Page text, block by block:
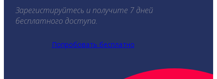
Зарегистируйтесь и получите 7 дней
бесплатного доступа.
Попробовать бесплатно